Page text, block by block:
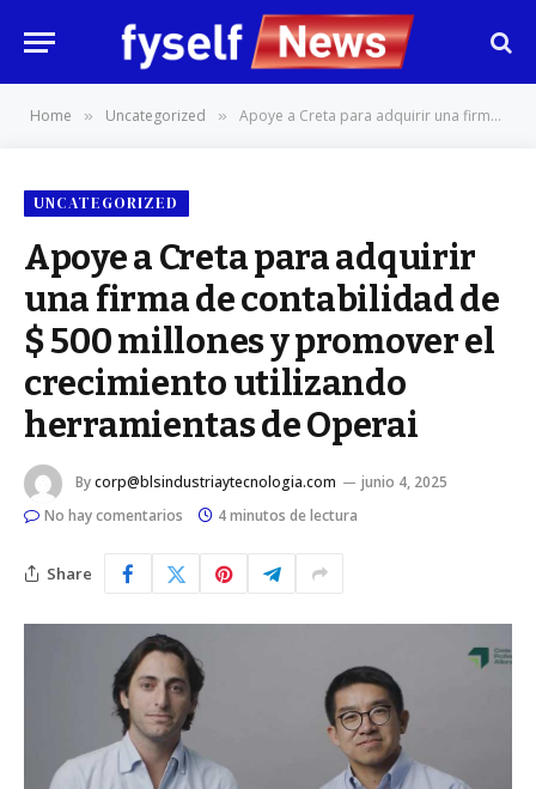
Home » Uncategorized » Apoye a Creta para adquirir una firma de contabilidad de $ 500 millones y promover el crecimiento utilizando herramientas de Operai
UNCATEGORIZED
Apoye a Creta para adquirir
una firma de contabilidad de
$ 500 millones y promover el
crecimiento utilizando
herramientas de Operai
Bycorp@blsindustriaytecnologia.com
junio 4, 2025
No hay comentarios
4 minutos de lectura
Share